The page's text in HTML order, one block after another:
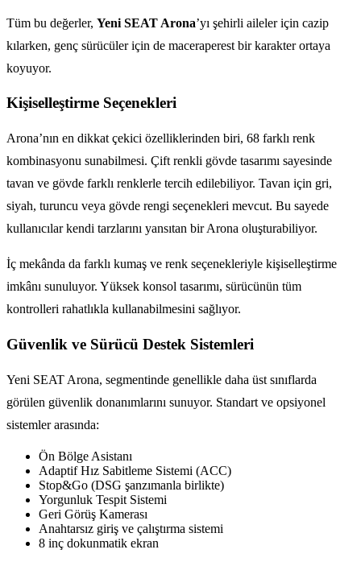
Tüm bu değerler, Yeni SEAT Arona’yı şehirli aileler için cazip
kılarken, genç sürücüler için de maceraperest bir karakter ortaya
koyuyor.
Kişiselleştirme Seçenekleri
Arona’nın en dikkat çekici özelliklerinden biri, 68 farklı renk
kombinasyonu sunabilmesi. Çift renkli gövde tasarımı sayesinde
tavan ve gövde farklı renklerle tercih edilebiliyor. Tavan için gri,
siyah, turuncu veya gövde rengi seçenekleri mevcut. Bu sayede
kullanıcılar kendi tarzlarını yansıtan bir Arona oluşturabiliyor.
İç mekânda da farklı kumaş ve renk seçenekleriyle kişiselleştirme
imkânı sunuluyor. Yüksek konsol tasarımı, sürücünün tüm
kontrolleri rahatlıkla kullanabilmesini sağlıyor.
Güvenlik ve Sürücü Destek Sistemleri
Yeni SEAT Arona, segmentinde genellikle daha üst sınıflarda
görülen güvenlik donanımlarını sunuyor. Standart ve opsiyonel
sistemler arasında:
Ön Bölge Asistanı
Adaptif Hız Sabitleme Sistemi (ACC)
Stop&Go (DSG şanzımanla birlikte)
Yorgunluk Tespit Sistemi
Geri Görüş Kamerası
Anahtarsız giriş ve çalıştırma sistemi
8 inç dokunmatik ekran